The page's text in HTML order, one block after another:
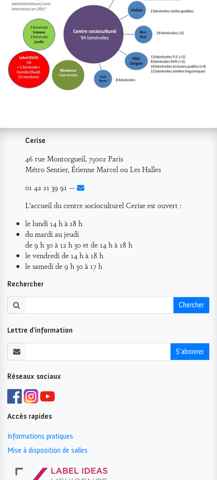
Cerise
46 rue Montorgueil, 75002 Paris
Métro Sentier, Étienne Marcel ou Les Halles
01 42 21 39 91 —
L’accueil du centre socioculturel Cerise est ouvert :
le lundi 14 h à 18 h
du mardi au jeudi
de 9 h 30 à 12 h 30 et de 14 h à 18 h
le vendredi de 14 h à 18 h
le samedi de 9 h 30 à 17 h
Rechercher
Chercher
Lettre d’information
S’abonner
Réseaux sociaux
Accès rapides
Informations pratiques
Mise à disposition de salles